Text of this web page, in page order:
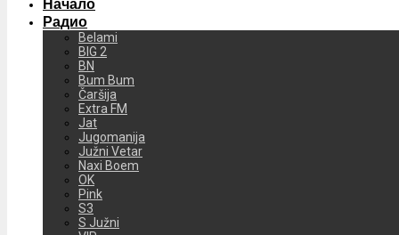
Радио
Belami
BIG 2
BN
Bum Bum
Čaršija
Extra FM
Jat
Jugomanija
Južni Vetar
Naxi Boem
OK
Pink
S3
S Južni